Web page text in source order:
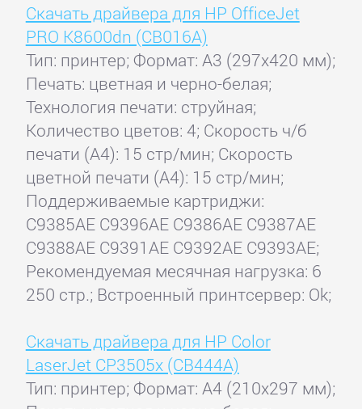
Скачать драйвера для HP OfficeJet
PRO K8600dn (CB016A)
Тип: принтер; Формат: A3 (297x420 мм);
Печать: цветная и черно-белая;
Технология печати: струйная;
Количество цветов: 4; Скорость ч/б
печати (А4): 15 стр/мин; Скорость
цветной печати (А4): 15 стр/мин;
Поддерживаемые картриджи:
C9385AE C9396AE C9386AE C9387AE
C9388AE C9391AE C9392AE C9393AE;
Рекомендуемая месячная нагрузка: 6
250 стр.; Встроенный принтсервер: Ok;
Скачать драйвера для HP Color
LaserJet CP3505x (CB444A)
Тип: принтер; Формат: A4 (210x297 мм);